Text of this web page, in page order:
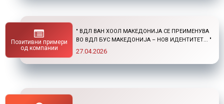
Позитивни примери
од компании
ПОСТДИПЛОМСКИ СТУДИИ ДОМА И ВО
СТРАНСТВО "
01.04.2026